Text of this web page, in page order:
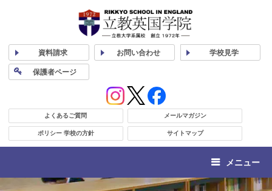
資料請求 お問い合わせ 学校見学
保護者ページ
よくあるご質問 メールマガジン
ポリシー 学校の方針 サイトマップ
メニュー